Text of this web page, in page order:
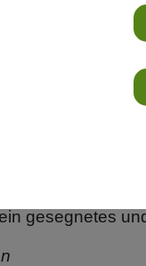
zur Welt
umspannt ist
größer als alle
und reicht
ist das wahrhaft
gesegnetes